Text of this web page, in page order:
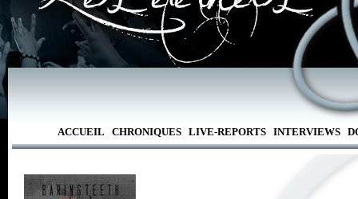
ACCUEIL CHRONIQUES LIVE-REPORTS INTERVIEWS